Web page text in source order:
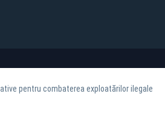
pentru combaterea exploatărilor ilegale